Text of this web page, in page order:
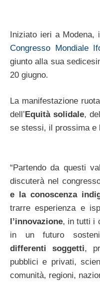
Iniziato ieri a Modena,
Congresso Mondiale
giunto alla sua
20 giugno.
La manifestazione
dell’Equità solidale,
se stessi, il prossima e
“Partendo da questi
discuterà nel
e la conoscenza
trarre esperienza e
l’innovazione, in tutti i
in un futuro
differenti soggetti,
pubblici e privati,
comunità, regioni,